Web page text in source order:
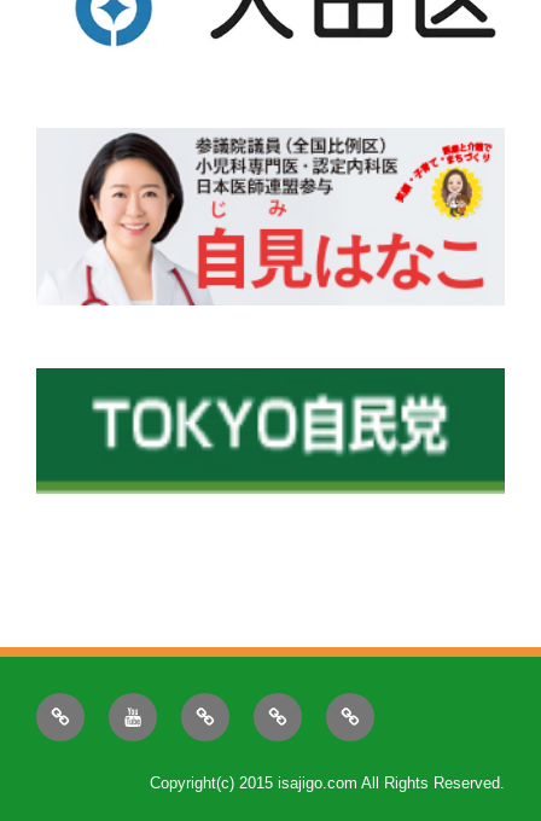
ニ
ュ
動
画
プ
ロ
政
策
後
援
Copyright(c) 2015 isajigo.com All Rights Reserved.